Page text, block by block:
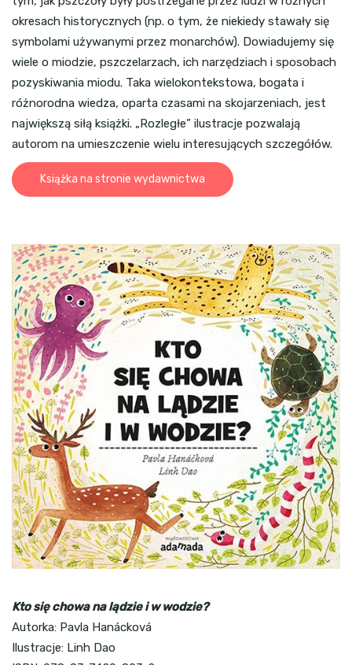
okresach historycznych (np. o tym, że niekiedy stawały się
symbolami używanymi przez monarchów). Dowiadujemy się
wiele o miodzie, pszczelarzach, ich narzędziach i sposobach
pozyskiwania miodu. Taka wielokontekstowa, bogata i
różnorodna wiedza, oparta czasami na skojarzeniach, jest
największą siłą książki. „Rozległe” ilustracje pozwalają
autorom na umieszczenie wielu interesujących szczegółów.
Książka na stronie wydawnictwa
Kto się chowa na lądzie i w wodzie?
Autorka: Pavla Hanácková
Ilustracje: Linh Dao